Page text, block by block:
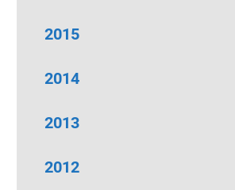
2015
2014
2013
2012